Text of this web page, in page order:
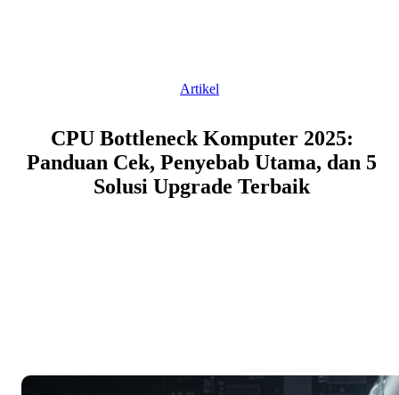
Artikel
CPU Bottleneck Komputer 2025:
Panduan Cek, Penyebab Utama, dan 5
Solusi Upgrade Terbaik